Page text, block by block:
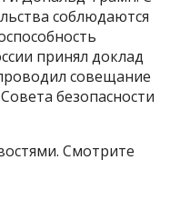
соблюдаются
принял доклад
совещание
безопасности
Смотрите